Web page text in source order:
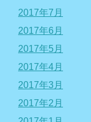
2017年7月
2017年6月
2017年5月
2017年4月
2017年3月
2017年2月